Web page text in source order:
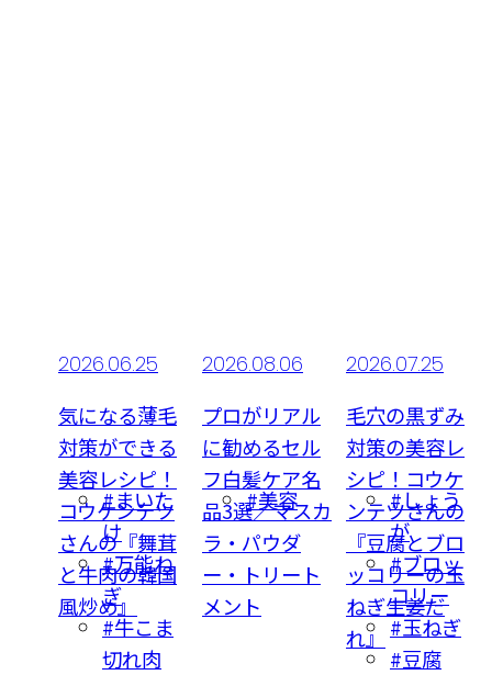
2026.06.25
気になる薄毛
対策ができる
美容レシピ！
コウケンテツ
さんの『舞茸
と牛肉の韓国
風炒め』
#まいた
け
#万能ね
ぎ
#牛こま
切れ肉
2026.08.06
プロがリアル
に勧めるセル
フ白髪ケア名
品3選／マスカ
ラ・パウダ
ー・トリート
メント
#美容
2026.07.25
毛穴の黒ずみ
対策の美容レ
シピ！コウケ
ンテツさんの
『豆腐とブロ
ッコリーの玉
ねぎ生姜だ
れ』
#しょう
が
#ブロッ
コリー
#玉ねぎ
#豆腐